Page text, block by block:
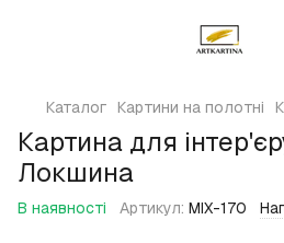
Каталог Картини на полотні
Картина для
Локшина
В наявності Артикул: MIX-170